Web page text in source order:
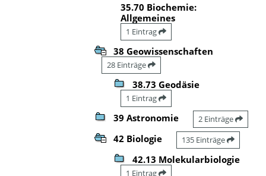
35.70 Biochemie:
Allgemeines
1 Eintrag
38 Geowissenschaften
28 Einträge
38.73 Geodäsie
1 Eintrag
39 Astronomie 2 Einträge
42 Biologie 135 Einträge
42.13 Molekularbiologie
1 Eintrag